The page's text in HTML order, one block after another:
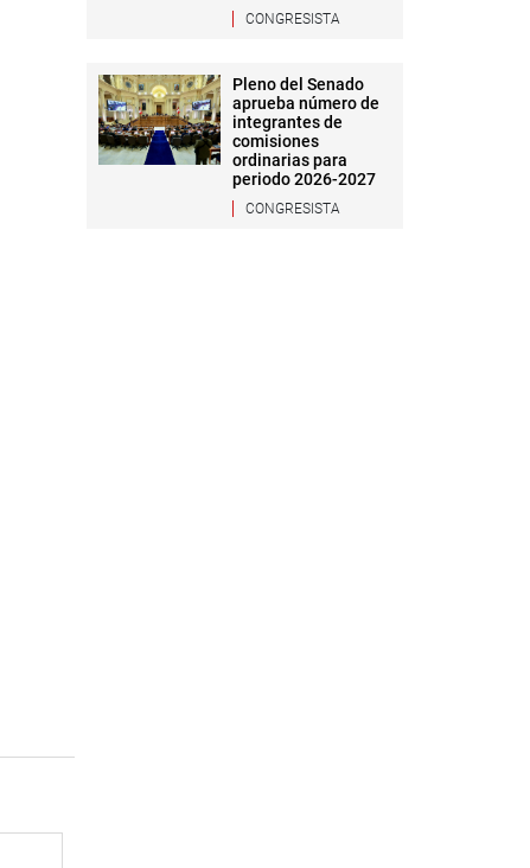
CONGRESISTA
Pleno del Senado
aprueba número de
integrantes de
comisiones
ordinarias para
periodo 2026-2027
CONGRESISTA